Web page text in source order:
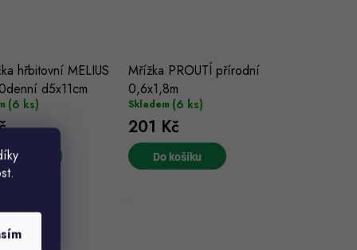
hřbitovní MELIUS
d5x11cm
(6 ks)
košíku
Mřížka PROUTÍ přírodní
0,6x1,8m
Skladem (6 ks)
201 Kč
Do košíku